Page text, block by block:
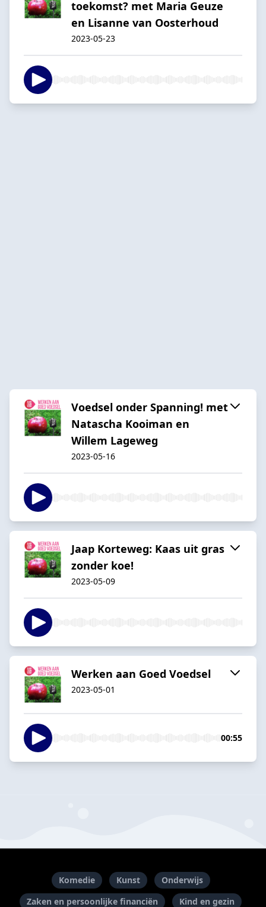
toekomst? met Maria Geuze
en Lisanne van Oosterhoud
2023-05-23
Voedsel onder Spanning! met
Natascha Kooiman en
Willem Lageweg
2023-05-16
Jaap Korteweg: Kaas uit gras
zonder koe!
2023-05-09
Werken aan Goed Voedsel
2023-05-01
00:55
Komedie Kunst
Onderwijs
Zaken en persoonlijke financiën
Kind en gezin